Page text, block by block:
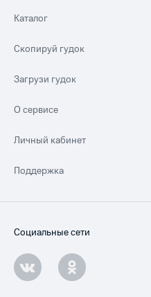
Каталог
Скопируй гудок
Загрузи гудок
О сервисе
Личный кабинет
Поддержка
Социальные сети